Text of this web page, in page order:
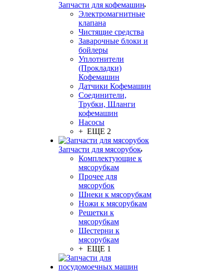
Запчасти для кофемашин
Электромагнитные
клапана
Чистящие средства
Заварочные блоки и
бойлеры
Уплотнители
(Прокладки)
Кофемашин
Датчики Кофемашин
Соединители,
Трубки, Шланги
кофемашин
Насосы
+ ЕЩЕ 2
Запчасти для мясорубок
Комплектующие к
мясорубкам
Прочее для
мясорубок
Шнеки к мясорубкам
Ножи к мясорубкам
Решетки к
мясорубкам
Шестерни к
мясорубкам
+ ЕЩЕ 1